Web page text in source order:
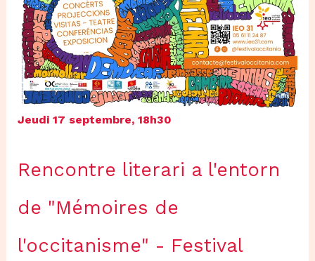
Jeudi 17 septembre, 18h30
Rencontre literari a l'entorn
de "Mémoires de
l'occitanisme" - Festival